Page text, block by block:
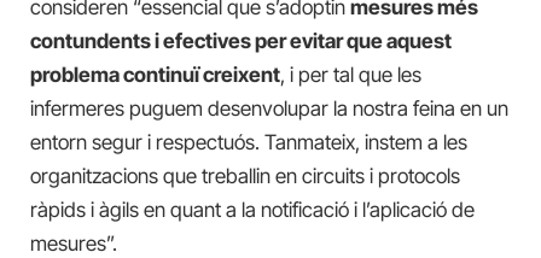
consideren “essencial que s’adoptin mesures més
contundents i efectives per evitar que aquest
problema continuï creixent, i per tal que les
infermeres puguem desenvolupar la nostra feina en un
entorn segur i respectuós. Tanmateix, instem a les
organitzacions que treballin en circuits i protocols
ràpids i àgils en quant a la notificació i l’aplicació de
mesures”.